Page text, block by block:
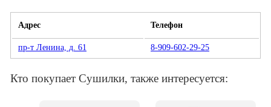
Адрес Телефон
пр-т Ленина, д. 61 8-909-602-29-25
Кто покупает Сушилки, также интересуется: